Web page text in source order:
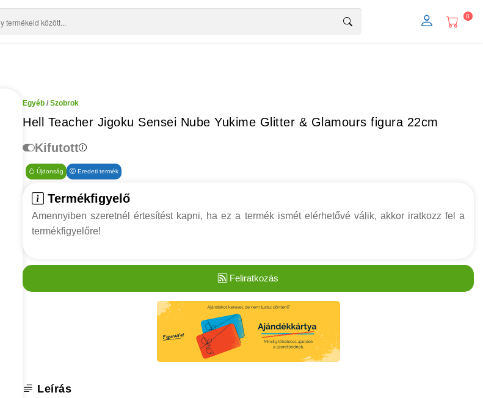
0
Egyéb / Szobrok
Hell Teacher Jigoku Sensei Nube Yukime Glitter & Glamours figura 22cm
Kifutott
Újdonság Eredeti termék
Termékfigyelő
Amennyiben szeretnél értesítést kapni, ha ez a termék ismét elérhetővé válik, akkor iratkozz fel a
termékfigyelőre!
Feliratkozás
Leírás